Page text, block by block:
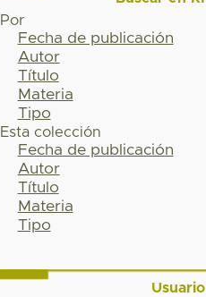
Por
Fecha de publicación
Autor
Título
Materia
Tipo
Esta colección
Fecha de publicación
Autor
Título
Materia
Tipo
Usuario